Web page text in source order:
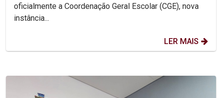
oficialmente a Coordenação Geral Escolar (CGE), nova
instância...
LER MAIS